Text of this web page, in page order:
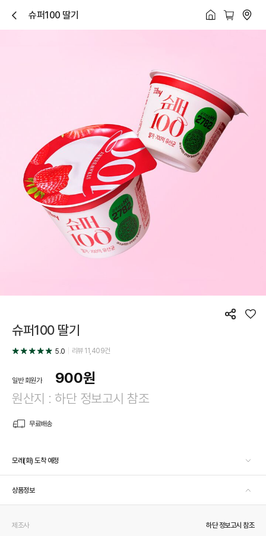
닫
기
슈퍼100 딸기
공
좋
슈퍼100 딸기
5.0 리뷰11,409건
일반 회원가 900원
원산지 : 하단 정보고시 참조
무료배송
모레(화) 도착 예정
상품정보
제조사
하단 정보고시 참조